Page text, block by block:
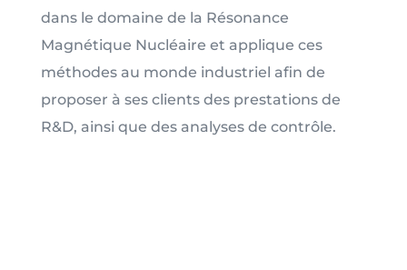
dans le domaine de la Résonance
Magnétique Nucléaire et applique ces
méthodes au monde industriel afin de
proposer à ses clients des prestations de
R&D, ainsi que des analyses de contrôle.